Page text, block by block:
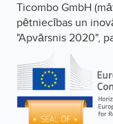
Ticombo GmbH
pētniecības un
"Apvārsnis 2020",